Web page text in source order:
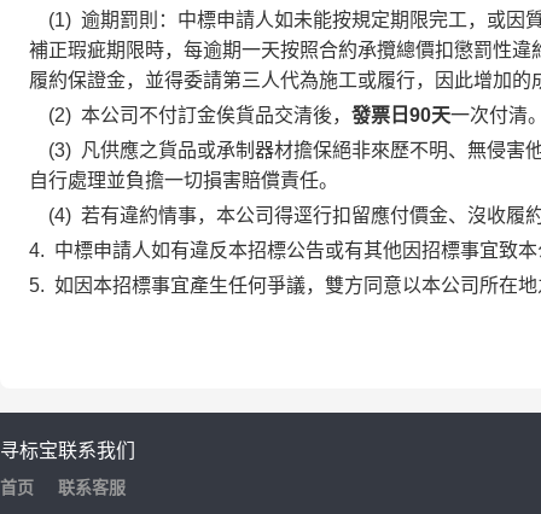
(1) 逾期罰則： 中標申請人如未能按規定期限完工，或因
補正瑕疵期限時，每逾期一天按照合約承攬總價扣懲罰性
履約保證金，並得委請第三人代為施工或履行，因此增加
(2) 本公司不付訂金俟貨品交清後， 發票日90天一次付清
(3) 凡供應之貨品或承制器材擔保絕非來歷不明、無侵害
自行處理並負擔一切損害賠償責任。
(4) 若有違約情事，本公司得逕行扣留應付價金、沒收履
4. 中標申請人如有違反本招標公告或有其他因招標事宜致
5. 如因本招標事宜產生任何爭議，雙方同意以本公司所在
寻标宝
首页
联系我们
联系客服